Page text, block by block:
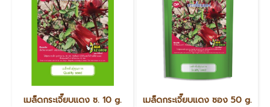
เมล็ดกระเจี๊ยบแดง ซ. 10 g. เมล็ดกระเจี๊ยบแดง ซอง 50 g.